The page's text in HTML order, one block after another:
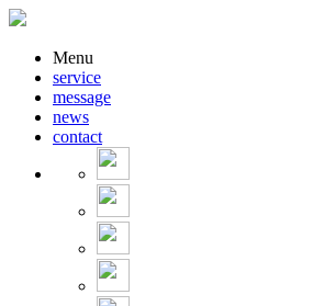
Menu
service
message
news
contact